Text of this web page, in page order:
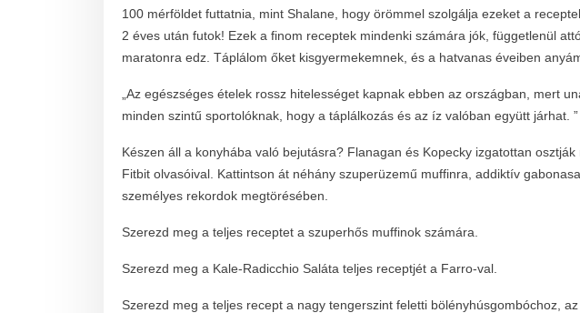
100 mérföldet futtatnia, mint Shalane, hogy örömmel szolgálja ezeket a
2 éves után futok! Ezek a finom receptek mindenki számára jók, függetlenül
maratonra edz. Táplálom őket kisgyermekemnek, és a hatvanas éveiben
„Az egészséges ételek rossz hitelességet kapnak ebben az országban, mert
minden szintű sportolóknak, hogy a táplálkozás és az íz valóban együtt járhat. ”
Készen áll a konyhába való bejutásra? Flanagan és Kopecky izgatottan
Fitbit olvasóival. Kattintson át néhány szuperüzemű muffinra, addiktív
személyes rekordok megtörésében.
Szerezd meg a teljes receptet a szuperhős muffinok számára.
Szerezd meg a Kale-Radicchio Saláta teljes receptjét a Farro-val.
Szerezd meg a teljes recept a nagy tengerszint feletti bölényhúsgombóchoz,